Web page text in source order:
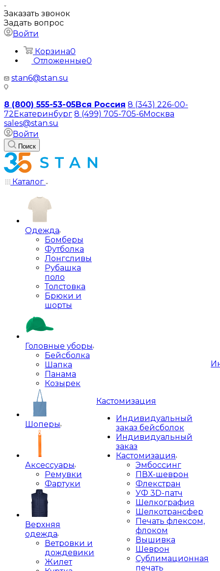
Заказать звонок
Задать вопрос
Войти
Корзина0
Отложенные0
stan6@stan.su
8 (800) 555-53-05Вся Россия 8 (343) 226-00-
72Екатеринбург 8 (499) 705-705-6Москва
sales@stan.su
Войти
Поиск
Каталог
Одежда
Бомберы
Футболка
Лонгсливы
Рубашка
поло
Толстовка
Брюки и
шорты
Головные уборы
Бейсболка
Шапка
Панама
Козырек
Шоперы
Аксессуары
Ремувки
Фартуки
Верхняя
одежда
Ветровки и
дождевики
Жилет
Кастомизация
Индивидуальный
заказ бейсболок
Индивидуальный
заказ
Кастомизация
Эмбоссинг
ПВХ-шеврон
Флекстран
УФ 3D-патч
Шелкография
Шелкотрансфер
Печать флексом,
флоком
Вышивка
Шеврон
Сублимационная
печать